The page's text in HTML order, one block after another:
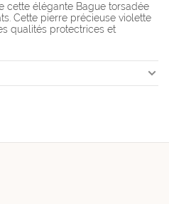
cette élégante Bague torsadée
Cette pierre précieuse violette
qualités protectrices et